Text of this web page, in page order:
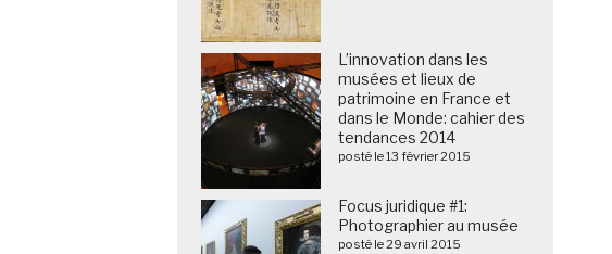
L’innovation dans les
musées et lieux de
patrimoine en France et
dans le Monde: cahier des
tendances 2014
posté le 13 février 2015
Focus juridique #1:
Photographier au musée
posté le 29 avril 2015